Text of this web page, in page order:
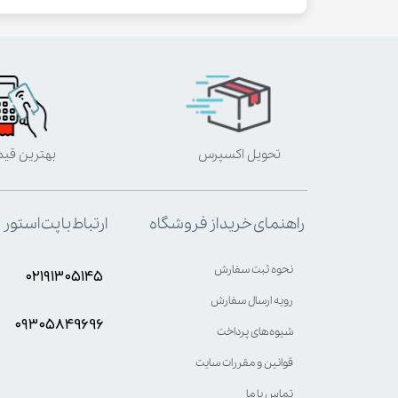
تحویل اکسپرس بهترین
راهنمای خرید از فروشگاه
نحوه ثبت سفارش
رویه ارسال سفارش
شیوه‌های پرداخت
قوانین و مقررات سایت
تماس با ما
ارتباط با پت استور
۰۲۱۹۱۳۰۵۱۴۵
۰۹۳۰۵8۴9696